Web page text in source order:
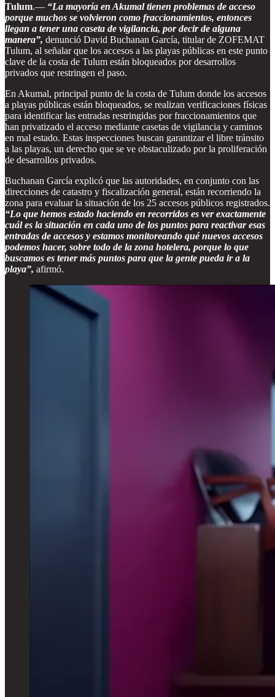
Tulum.— “La mayoría en Akumal tienen problemas de acceso
porque muchos se volvieron como fraccionamientos, entonces
llegan a tener una caseta de vigilancia, por decir de alguna
manera”, denunció David Buchanan García, titular de ZOFEMAT
Tulum, al señalar que los accesos a las playas públicas en este punto
clave de la costa de Tulum están bloqueados por desarrollos
privados que restringen el paso.
En Akumal, principal punto de la costa de Tulum donde los accesos
a playas públicas están bloqueados, se realizan verificaciones físicas
para identificar las entradas restringidas por fraccionamientos que
han privatizado el acceso mediante casetas de vigilancia y caminos
en mal estado. Estas inspecciones buscan garantizar el libre tránsito
a las playas, un derecho que se ve obstaculizado por la proliferación
de desarrollos privados.
Buchanan García explicó que las autoridades, en conjunto con las
direcciones de catastro y fiscalización general, están recorriendo la
zona para evaluar la situación de los 25 accesos públicos registrados.
“Lo que hemos estado haciendo en recorridos es ver exactamente
cuál es la situación en cada uno de los puntos para reactivar esas
entradas de accesos y estamos monitoreando qué nuevos accesos
podemos hacer, sobre todo de la zona hotelera, porque lo que
buscamos es tener más puntos para que la gente pueda ir a la
playa”, afirmó.